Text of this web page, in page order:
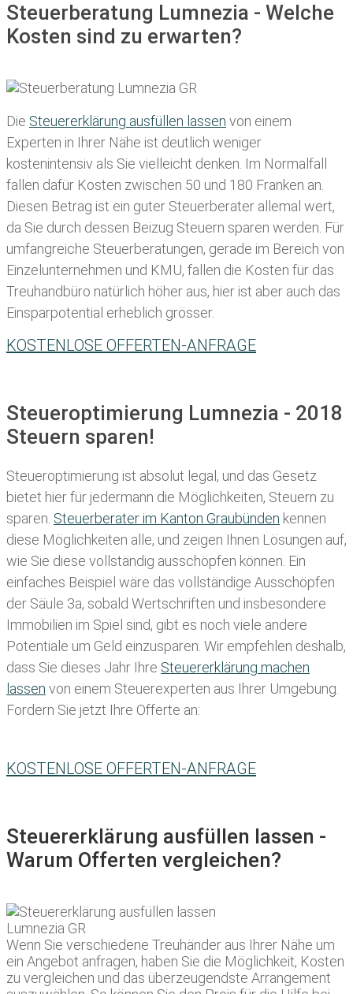
Steuerberatung Lumnezia - Welche
Kosten sind zu erwarten?
Die Steuererklärung ausfüllen lassen von einem
Experten in Ihrer Nähe ist deutlich weniger
kostenintensiv als Sie vielleicht denken. Im Normalfall
fallen dafür Kosten zwischen 50 und 180 Franken an.
Diesen Betrag ist ein guter Steuerberater allemal wert,
da Sie durch dessen Beizug Steuern sparen werden. Für
umfangreiche Steuerberatungen, gerade im Bereich von
Einzelunternehmen und KMU, fallen die Kosten für das
Treuhandbüro natürlich höher aus, hier ist aber auch das
Einsparpotential erheblich grösser.
KOSTENLOSE OFFERTEN-ANFRAGE
Steueroptimierung Lumnezia - 2018
Steuern sparen!
Steueroptimierung ist absolut legal, und das Gesetz
bietet hier für jedermann die Möglichkeiten, Steuern zu
sparen. Steuerberater im K anton Graubünden kennen
diese Möglichkeiten alle, und zeigen Ihnen Lösungen auf,
wie Sie diese vollständig ausschöpfen können. Ein
einfaches Beispiel wäre das vollständige Ausschöpfen
der Säule 3a, sobald Wertschriften und insbesondere
Immobilien im Spiel sind, gibt es noch viele andere
Potentiale um Geld einzusparen. Wir empfehlen deshalb,
dass Sie dieses Jahr Ihre Steuererklärung machen
lassen von einem Steuerexperten aus Ihrer Umgebung.
Fordern Sie jetzt Ihre Offerte an:
KOSTENLOSE OFFERTEN-ANFRAGE
Steuererklärung ausfüllen lassen -
Warum Offerten vergleichen?
Wenn Sie verschiedene Treuhänder aus Ihrer Nähe um
ein Angebot anfragen, haben Sie die Möglichkeit, Kosten
zu vergleichen und das überzeugendste Arrangement